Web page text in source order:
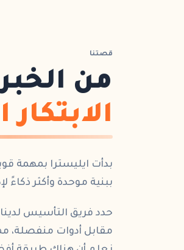
قصتنا
من
بدأت ايليسترا بمهمة
ببنية موحدة وأكثر ذكاءً
حدد فريق التأسيس
مقابل أدوات منفصلة،